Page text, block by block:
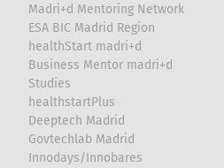
Madri+d Mentoring Network
ESA BIC Madrid Region
healthStart madri+d
Business Mentor madri+d
Studies
healthstartPlus
Deeptech Madrid
Govtechlab Madrid
Innodays/Innobares